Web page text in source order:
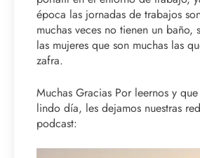
época las jornadas de trabajos
muchas veces no tienen un baño,
las mujeres que son muchas las
zafra.
Muchas Gracias Por leernos y
lindo día, les dejamos nuestras
podcast: